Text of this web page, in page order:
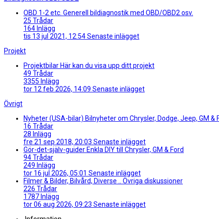
OBD 1-2 etc. Generell bildiagnostik med OBD/OBD2 osv.
25 Trådar
164Inlägg
tis 13 jul 2021, 12:54Senaste inlägget
Projekt
ProjektbilarHär kan du visa upp ditt projekt
49 Trådar
3355 Inlägg
tor 12 feb 2026, 14:09 Senaste inlägget
Övrigt
Nyheter (USA-bilar) Bilnyheter om Chrysler, Dodge, Jeep, GM &
16 Trådar
28 Inlägg
fre 21 sep 2018, 20:03 Senaste inlägget
Gör-det-själv-guiderEnkla DIY till Chrysler, GM & Ford
94Trådar
249 Inlägg
tor 16 jul 2026, 05:01 Senaste inlägget
Filmer & Bilder, Bilvård, Diverse .. Övriga diskussioner
226 Trådar
1787Inlägg
tor 06 aug 2026, 09:23 Senaste inlägget